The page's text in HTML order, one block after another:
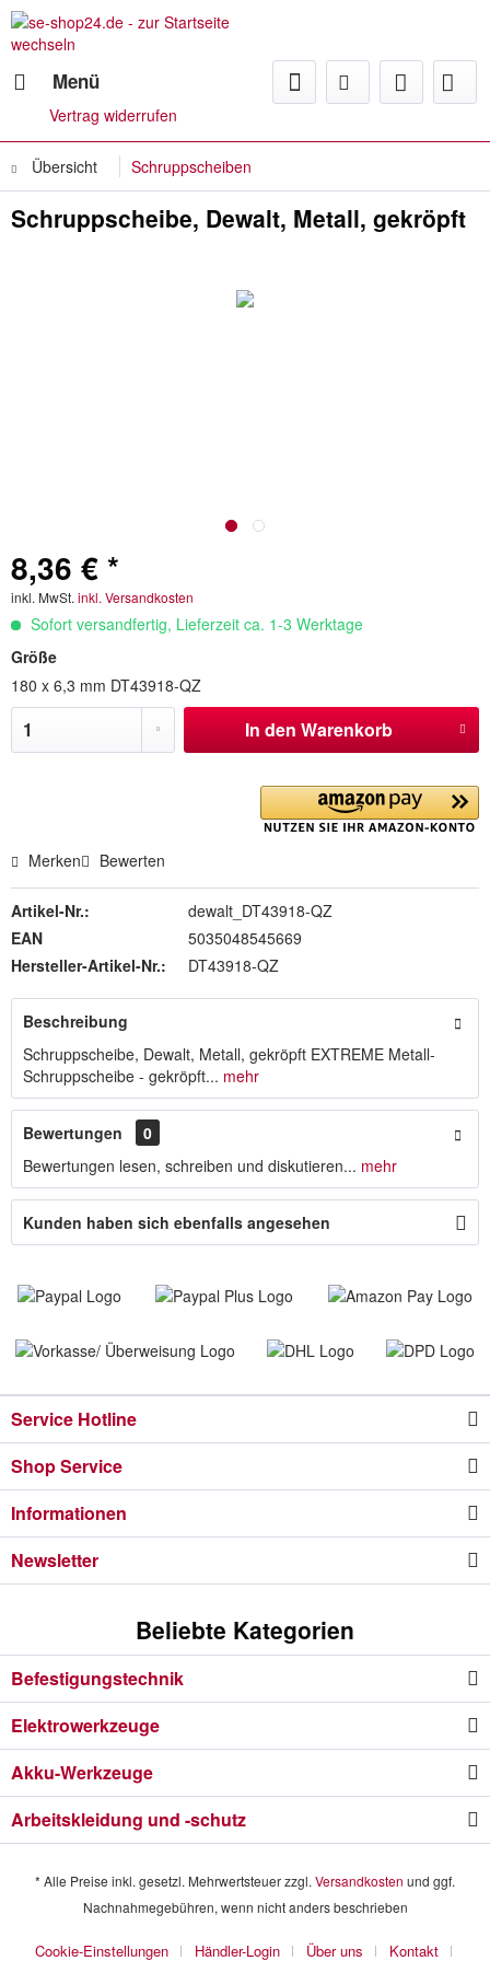
Menü
Vertrag widerrufen
Übersicht Schruppscheiben
Schruppscheibe, Dewalt, Metall, gekröpft
8,36 € *
inkl. MwSt.inkl. Versandkosten
Sofort versandfertig, Lieferzeit ca. 1-3 Werktage
Größe
180 x 6,3 mm DT43918-QZ
In den Warenkorb
Merken Bewerten
Artikel-Nr.:
dewalt_DT43918-QZ
EAN
5035048545669
Hersteller-Artikel-Nr.:
DT43918-QZ
Beschreibung
Schruppscheibe, Dewalt, Metall, gekröpft EXTREME Metall-
Schruppscheibe - gekröpft... mehr
Bewertungen
0
Bewertungen lesen, schreiben und diskutieren... mehr
Kunden haben sich ebenfalls angesehen
Service Hotline
Shop Service
Informationen
Newsletter
Beliebte Kategorien
Befestigungstechnik
Elektrowerkzeuge
Akku-Werkzeuge
Arbeitskleidung und -schutz
* Alle Preise inkl. gesetzl. Mehrwertsteuer zzgl. Versandkosten und ggf.
Nachnahmegebühren, wenn nicht anders beschrieben
Cookie-Einstellungen Händler-Login Über uns Kontakt